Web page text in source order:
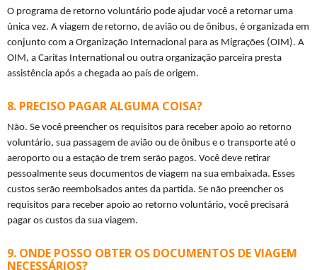
O programa de retorno voluntário pode ajudar você a retornar uma
única vez. A viagem de retorno, de avião ou de ônibus, é organizada em
conjunto com a Organização Internacional para as Migrações (OIM). A
OIM, a Caritas International ou outra organização parceira presta
assistência após a chegada ao país de origem.
PRECISO PAGAR ALGUMA COISA?
Não. Se você preencher os requisitos para receber apoio ao retorno
voluntário, sua passagem de avião ou de ônibus e o transporte até o
aeroporto ou a estação de trem serão pagos. Você deve retirar
pessoalmente seus documentos de viagem na sua embaixada. Esses
custos serão reembolsados antes da partida. Se não preencher os
requisitos para receber apoio ao retorno voluntário, você precisará
pagar os custos da sua viagem.
ONDE POSSO OBTER OS DOCUMENTOS DE VIAGEM
NECESSÁRIOS?